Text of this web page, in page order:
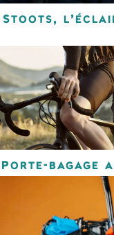
Stoots,
Porte-bagage